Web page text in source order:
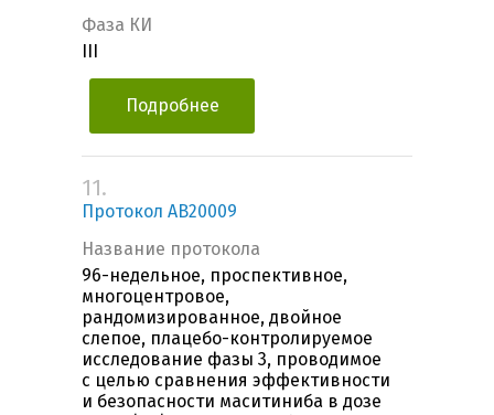
Фаза КИ
Подробнее
11.
Протокол AB20009
Название протокола
96-недельное, проспективное,
многоцентровое,
рандомизированное, двойное
слепое, плацебо-контролируемое
исследование фазы 3, проводимое
с целью сравнения эффективности
и безопасности маситиниба в дозе